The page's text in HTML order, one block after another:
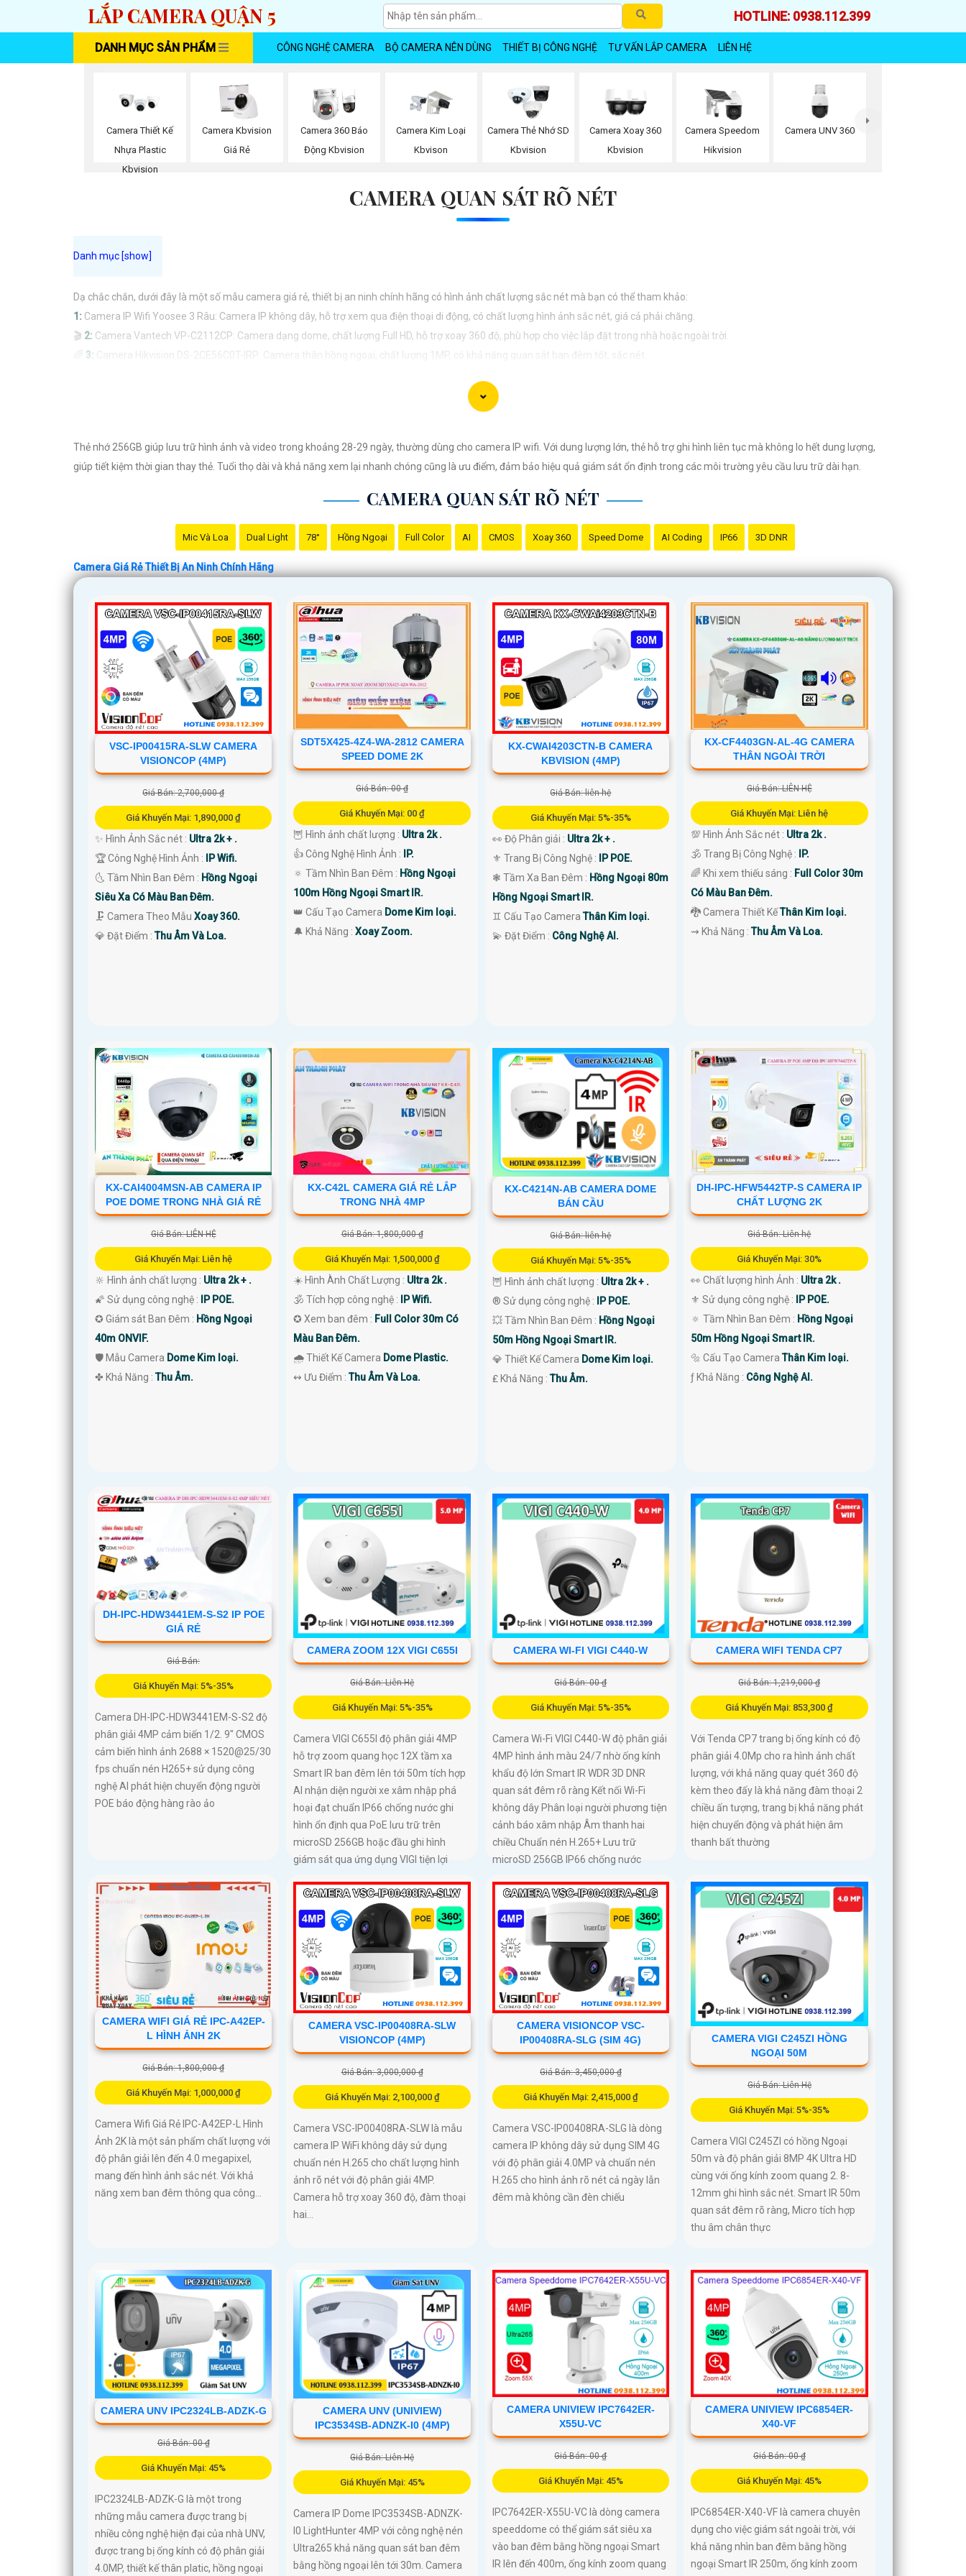
LẮP CAMERA QUẬN 5 HOTLINE: 0938.112.399
DANH MỤC SẢN PHẨM CÔNG NGHỆ CAMERA BỘ CAMERA NÊN DÙNG THIẾT BỊ CÔNG NGHỆ TƯ VẤN LẮP CAMERA LIÊN HỆ
Camera Thiết Kế
Nhựa Plastic
Kbvision
Camera Kbvision
Giá Rẻ
Camera 360 Báo
Động Kbvision
Camera Kim Loại
Kbvison
Camera Thẻ Nhớ SD
Kbvision
Camera Xoay 360
Kbvision
Camera Speedom
Hikvision
Camera UNV 360
CAMERA QUAN SÁT RÕ NÉT
Dạ chắc chắn, dưới đây là một số mẫu camera giá rẻ, thiết bị an ninh chính hãng có hình ảnh chất lượng sắc nét mà bạn có thể tham khảo:
1: Camera IP Wifi Yoosee 3 Râu: Camera IP không dây, hỗ trợ xem qua điện thoại di động, có chất lượng hình ảnh sắc nét, giá cả phải chăng.
🎬 2: Camera Vantech VP-C2112CP: Camera dạng dome, chất lượng Full HD, hỗ trợ xoay 360 độ, phù hợp cho việc lắp đặt trong nhà hoặc ngoài trời.
3: Camera Hikvision DS-2CE56C0T-IRP: Camera thân hồng ngoại, chất lượng 1MP, có khả năng quan sát ban đêm tốt, sắc nét.
Nhớ kiểm tra kỹ thông số kỹ thuật cũng như nguồn gốc xuất xứ của sản phẩm trước khi mua nhé để
Thẻ nhớ 256GB giúp lưu trữ hình ảnh và video trong khoảng 28-29 ngày, thường dùng cho camera IP wifi. Với dung lượng lớn, thẻ hỗ trợ ghi hình liên tục mà không lo hết dung lượng,
giúp tiết kiệm thời gian thay thẻ. Tuổi thọ dài và khả năng xem lại nhanh chóng cũng là ưu điểm, đảm bảo hiệu quả giám sát ổn định trong các môi trường yêu cầu lưu trữ dài hạn.
CAMERA QUAN SÁT RÕ NÉT
Mic Và Loa Dual Light 78° Hồng Ngoại Full Color AI CMOS Xoay 360 Speed Dome AI Coding IP66 3D DNR
Camera Giá Rẻ Thiết Bị An Ninh Chính Hãng
VSC-IP00415RA-SLW CAMERA
VISIONCOP (4MP)
Giá Bán: 2,700,000 ₫
Giá Khuyến Mại: 1,890,000 ₫
✨ Hình Ảnh Sắc nét : Ultra 2k + .
🏆 Công Nghệ Hình Ảnh :
IP Wifi.
🌜 Tầm Nhìn Ban Đêm : Hồng Ngoại
Siêu Xa Có Màu Ban Ðêm.
🗜️ Camera Theo Mẫu Xoay 360.
️💎 Đặt Điểm :Thu Âm Và Loa.
SDT5X425-4Z4-WA-2812 CAMERA
SPEED DOME 2K
Giá Bán: 00 ₫
Giá Khuyến Mại: 00 ₫
🦉 Hình ảnh chất lượng : Ultra 2k .
👍 Công Nghệ Hình Ảnh :
IP.
🔅 Tầm Nhìn Ban Đêm : Hồng Ngoại
100m Hồng Ngoại Smart IR.
👑 Cấu Tạo Camera Dome Kim loại.
️🔔 Khả Năng :Xoay Zoom.
KX-CWAI4203CTN-B CAMERA
KBVISION (4MP)
Giá Bán: liên hệ
Giá Khuyến Mại: 5%-35%
👀 Độ Phân giải : Ultra 2k + .
⚜️ Trang Bị Công Nghệ :
IP POE.
❃ Tầm Xa Ban Đêm : Hồng Ngoại 80m
Hồng Ngoại Smart IR.
♊ Cấu Tạo CameraThân Kim loại.
️💫 Đặt Điểm : Công Nghệ AI.
KX-CF4403GN-AL-4G CAMERA
THÂN NGOÀI TRỜI
Giá Bán: LIÊN HỆ
Giá Khuyến Mại: Liên hệ
💯 Hình Ảnh Sắc nét : Ultra 2k .
🕉️ Trang Bị Công Nghệ :
IP.
🌈 Khi xem thiếu sáng : Full Color 30m
Có Màu Ban Ðêm.
🐉️ Camera Thiết KếThân Kim loại.
️⇝ Khả Năng :Thu Âm Và Loa.
KX-CAI4004MSN-AB CAMERA IP
POE DOME TRONG NHÀ GIÁ RẺ
Giá Bán: LIÊN HỆ
Giá Khuyến Mại: Liên hệ
🔆 Hình ảnh chất lượng : Ultra 2k + .
🌠 Sử dụng công nghệ :
IP POE.
✪ Giám sát Ban Đêm : Hồng Ngoại
40m ONVIF.
🛡 Mẫu Camera Dome Kim loại.
️✤ Khả Năng :Thu Âm.
KX-C42L CAMERA GIÁ RẺ LẮP
TRONG NHÀ 4MP
Giá Bán: 1,800,000 ₫
Giá Khuyến Mại: 1,500,000 ₫
☀️ Hình Ành Chất Lượng : Ultra 2k .
🕉️ Tích hợp công nghệ :
IP Wifi.
✪ Xem ban đêm : Full Color 30m Có
Màu Ban Ðêm.
🌧️ Thiết Kế Camera Dome Plastic.
️↭ Ưu Điểm :Thu Âm Và Loa.
KX-C4214N-AB CAMERA DOME
BÁN CẦU
Giá Bán: liên hệ
Giá Khuyến Mại: 5%-35%
🦉 Hình ảnh chất lượng : Ultra 2k + .
®️ Sử dụng công nghệ :
IP POE.
💥 Tầm Nhìn Ban Đêm : Hồng Ngoại
50m Hồng Ngoại Smart IR.
💎 Thiết Kế Camera Dome Kim loại.
️₤ Khả Năng :Thu Âm.
DH-IPC-HFW5442TP-S CAMERA IP
CHẤT LƯỢNG 2K
Giá Bán: Liên hệ
Giá Khuyến Mại: 30%
👀 Chất lượng hình Ảnh : Ultra 2k .
⚜️ Sử dụng công nghệ :
IP POE.
🔅 Tầm Nhìn Ban Đêm : Hồng Ngoại
50m Hồng Ngoại Smart IR.
🔩 Cấu Tạo CameraThân Kim loại.
️ƒ Khả Năng : Công Nghệ AI.
DH-IPC-HDW3441EM-S-S2 IP POE
GIÁ RẺ
Giá Bán:
Giá Khuyến Mại: 5%-35%
Camera DH-IPC-HDW3441EM-S-S2 độ
phân giải 4MP cảm biến 1/2. 9" CMOS
cảm biến hình ảnh 2688 × 1520@25/30
fps chuẩn nén H265+ sử dụng công
nghệ AI phát hiện chuyển động người
POE báo động hàng rào ảo
CAMERA ZOOM 12X VIGI C655I
Giá Bán: Liên Hệ
Giá Khuyến Mại: 5%-35%
Camera VIGI C655I độ phân giải 4MP
hỗ trợ zoom quang học 12X tầm xa
Smart IR ban đêm lên tới 50m tích hợp
AI nhận diện người xe xâm nhập phá
hoại đạt chuẩn IP66 chống nước ghi
hình ổn định qua PoE lưu trữ trên
microSD 256GB hoặc đầu ghi hình
giám sát qua ứng dụng VIGI tiện lợi
CAMERA WI-FI VIGI C440-W
Giá Bán: 00 ₫
Giá Khuyến Mại: 5%-35%
Camera Wi-Fi VIGI C440-W độ phân giải
4MP hình ảnh màu 24/7 nhờ ống kính
khẩu độ lớn Smart IR WDR 3D DNR
quan sát đêm rõ ràng Kết nối Wi-Fi
không dây Phân loại người phương tiện
cảnh báo xâm nhập Âm thanh hai
chiều Chuẩn nén H.265+ Lưu trữ
microSD 256GB IP66 chống nước
CAMERA WIFI TENDA CP7
Giá Bán: 1,219,000 ₫
Giá Khuyến Mại: 853,300 ₫
Với Tenda CP7 trang bị ống kính có độ
phân giải 4.0Mp cho ra hình ảnh chất
lượng, với khả năng quay quét 360 độ
kèm theo đấy là khả năng đàm thoại 2
chiều ấn tượng, trang bị khả năng phát
hiện chuyển động và phát hiện âm
thanh bất thường
CAMERA WIFI GIÁ RẺ IPC-A42EP-
L HÌNH ẢNH 2K
Giá Bán: 1,800,000 ₫
Giá Khuyến Mại: 1,000,000 ₫
Camera Wifi Giá Rẻ IPC-A42EP-L Hình
Ảnh 2K là một sản phẩm chất lượng với
độ phân giải lên đến 4.0 megapixel,
mang đến hình ảnh sắc nét. Với khả
năng xem ban đêm thông qua công...
CAMERA VSC-IP00408RA-SLW
VISIONCOP (4MP)
Giá Bán: 3,000,000 ₫
Giá Khuyến Mại: 2,100,000 ₫
Camera VSC-IP00408RA-SLW là mẫu
camera IP WiFi không dây sử dụng
chuẩn nén H.265 cho chất lượng hình
ảnh rõ nét với độ phân giải 4MP.
Camera hỗ trợ xoay 360 độ, đàm thoại
hai...
CAMERA VISIONCOP VSC-
IP00408RA-SLG (SIM 4G)
Giá Bán: 3,450,000 ₫
Giá Khuyến Mại: 2,415,000 ₫
Camera VSC-IP00408RA-SLG là dòng
camera IP không dây sử dụng SIM 4G
với độ phân giải 4.0MP và chuẩn nén
H.265 cho hình ảnh rõ nét cả ngày lẫn
đêm mà không cần đèn chiếu
CAMERA VIGI C245ZI HỒNG
NGOẠI 50M
Giá Bán: Liên Hệ
Giá Khuyến Mại: 5%-35%
Camera VIGI C245ZI có hồng Ngoại
50m và độ phân giải 8MP 4K Ultra HD
cùng với ống kính zoom quang 2. 8-
12mm ghi hình sắc nét. Smart IR 50m
quan sát đêm rõ ràng, Micro tích hợp
thu âm chân thực
CAMERA UNV IPC2324LB-ADZK-G
Giá Bán: 00 ₫
Giá Khuyến Mại: 45%
IPC2324LB-ADZK-G là một trong
những mẫu camera được trang bị
nhiều công nghệ hiện đại của nhà UNV,
được trang bị ống kính có độ phân giải
4.0MP, thiết kế thân platic, hồng ngoại
CAMERA UNV (UNIVIEW)
IPC3534SB-ADNZK-I0 (4MP)
Giá Bán: Liên Hệ
Giá Khuyến Mại: 45%
Camera IP Dome IPC3534SB-ADNZK-
I0 LightHunter 4MP với công nghệ nén
Ultra265 khả năng quan sát ban đêm
bằng hồng ngoại lên tới 30m. Camera
CAMERA UNIVIEW IPC7642ER-
X55U-VC
Giá Bán: 00 ₫
Giá Khuyến Mại: 45%
IPC7642ER-X55U-VC là dòng camera
speeddome có thể giám sát siêu xa
vào ban đêm bằng hồng ngoại Smart
IR lên đến 400m, ống kính zoom quang
CAMERA UNIVIEW IPC6854ER-
X40-VF
Giá Bán: 00 ₫
Giá Khuyến Mại: 45%
IPC6854ER-X40-VF là camera chuyên
dụng cho việc giám sát ngoài trời, với
khả năng nhìn ban đêm bằng hồng
ngoại Smart IR 250m, ống kính zoom